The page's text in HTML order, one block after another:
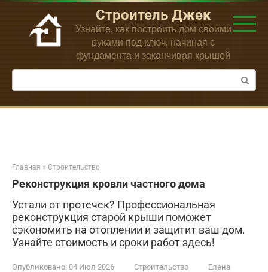
Перейти
контенту
Строитель Джек
Узнайте, как построить дом своими
руками под ключ, начиная с
фундамента и заканчивая крышей
Поиск:
Главная » Строительство
Реконструкция кровли частного дома
Устали от протечек? Профессиональная
реконструкция старой крыши поможет
сэкономить на отоплении и защитит ваш дом.
Узнайте стоимость и сроки работ здесь!
Опубликовано: 04 Июл 2026 Строительство
Елена